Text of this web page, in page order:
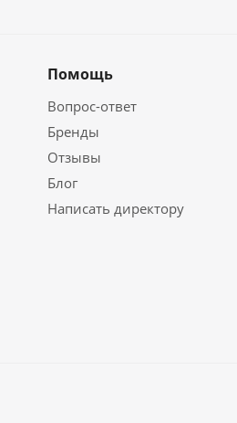
Помощь
Вопрос-ответ
Бренды
Отзывы
Блог
Написать директору